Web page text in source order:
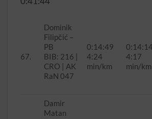
67.
Dominik
Filipčić –
PB
BIB: 216 |
CRO | AK
RaN 047
0:14:49
4:24
min/km
0:14:14
4:17
min/km
Damir
Matan